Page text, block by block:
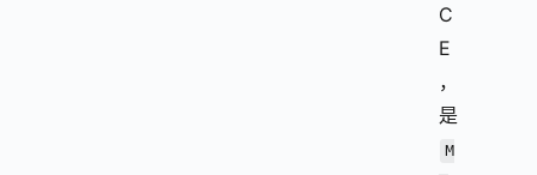
C
E
，
是
M